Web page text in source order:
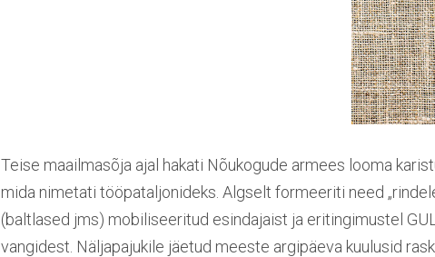
Teise maailmasõja ajal hakati Nõukogude armees looma
mida nimetati tööpataljonideks. Algselt formeeriti need
(baltlased jms) mobiliseeritud esindajaist ja eritingimustel
vangidest. Näljapajukile jäetud meeste argipäeva kuulusid